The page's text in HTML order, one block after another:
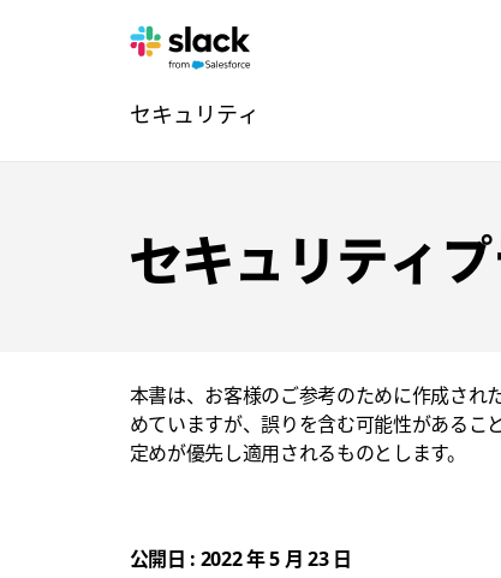
セキュリティ
追
セキュリティ
本書は、お客様のご参考のために作成され
めていますが、誤りを含む可能性があるこ
定めが優先し適用されるものとします。
公開日 : 2022 年 5 月 23 日